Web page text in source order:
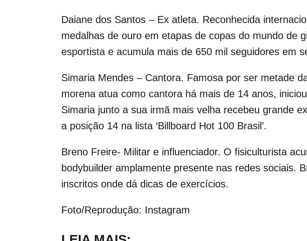
Daiane dos Santos – Ex atleta. Reconhecida
medalhas de ouro em etapas de copas do mundo de
esportista e acumula mais de 650 mil seguidores em
Simaria Mendes – Cantora. Famosa por ser metade
morena atua como cantora há mais de 14 anos,
Simaria junto a sua irmã mais velha recebeu grande
a posição 14 na lista ‘Billboard Hot 100 Brasil’.
Breno Freire- Militar e influenciador. O fisiculturista
bodybuilder amplamente presente nas redes sociais.
inscritos onde dá dicas de exercícios.
Foto/Reprodução: Instagram